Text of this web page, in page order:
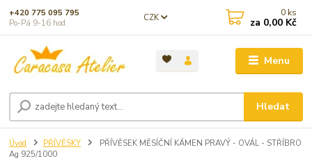
Menu
CZK
Hledat
+420 775 095 795
Po-Pá 9-16 hod.
0 ks
za 0,00 Kč
Úvod PŘÍVĚSKY
PŘÍVĚSEK MĚSÍČNÍ KÁMEN PRAVÝ - OVÁL - STŘÍBRO
Ag 925/1000